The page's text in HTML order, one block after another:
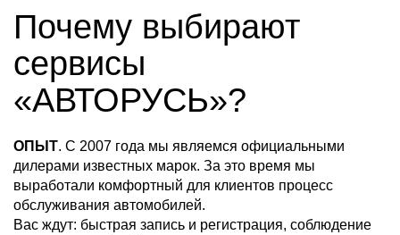
Почему выбирают
сервисы
«АВТОРУСЬ»?
ОПЫТ. С 2007 года мы являемся официальными
дилерами известных марок. За это время мы
выработали комфортный для клиентов процесс
обслуживания автомобилей.
Вас ждут: быстрая запись и регистрация, соблюдение